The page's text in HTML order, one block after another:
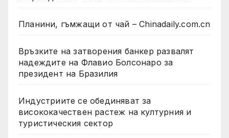
Планини, гъмжащи от чай – Chinadaily.com.cn
Връзките на затворения банкер развалят
надеждите на Флавио Болсонаро за
президент на Бразилия
Индустриите се обединяват за
висококачествен растеж на културния и
туристическия сектор